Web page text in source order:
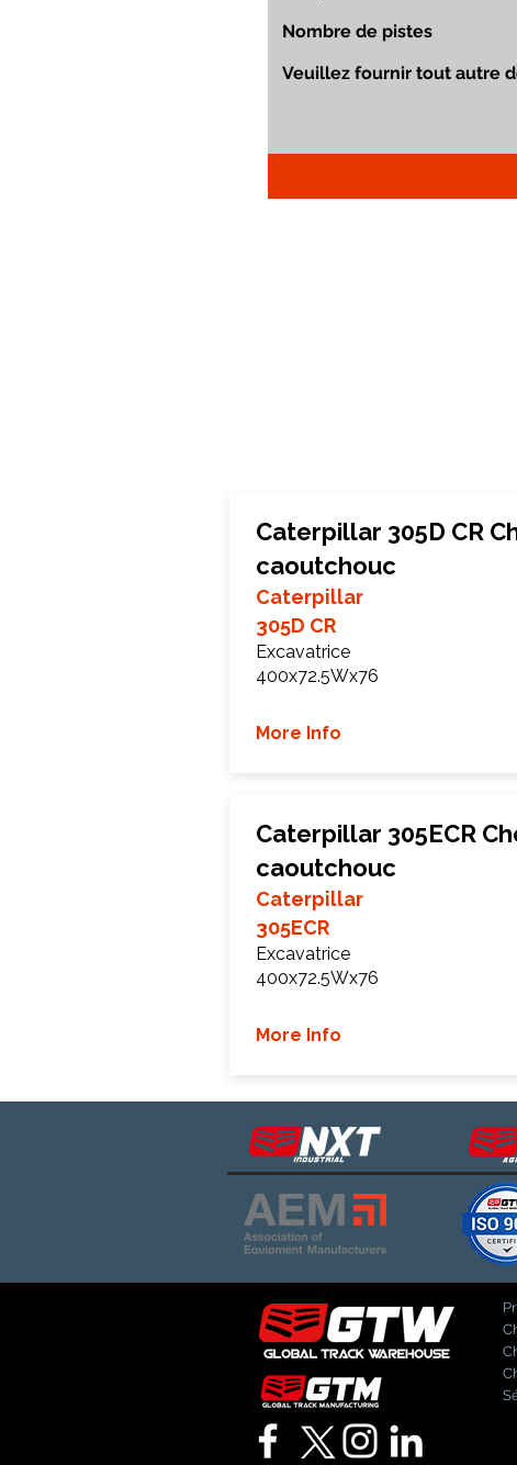
Caterpillar 305D CR
caoutchouc
Caterpillar
305D CR
Excavatrice
400x72.5Wx76
More Info
Caterpillar 305ECR
caoutchouc
Caterpillar
305ECR
Excavatrice
400x72.5Wx76
More Info